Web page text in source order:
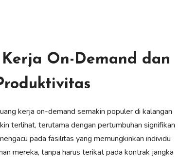
On-Demand dan
kerja on-demand semakin populer di kalangan
terlihat, terutama dengan pertumbuhan signifikan
pada fasilitas yang memungkinkan individu
mereka, tanpa harus terikat pada kontrak jangka